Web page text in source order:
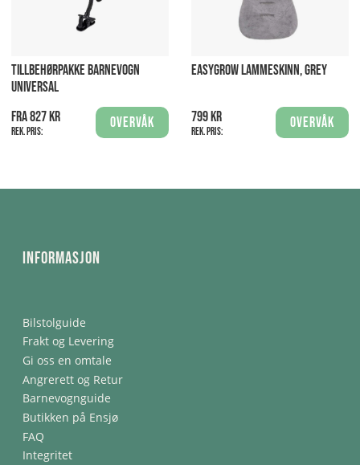
TILLBEHØRPAKKE BARNEVOGN
UNIVERSAL
Fra 827 kr
Rek. pris:
Overvåk
EASYGROW LAMMESKINN, GREY
799 kr
Rek. pris:
Overvåk
Informasjon
Bilstolguide
Frakt og Levering
Gi oss en omtale
Angrerett og Retur
Barnevognguide
Butikken på Ensjø
FAQ
Integritet